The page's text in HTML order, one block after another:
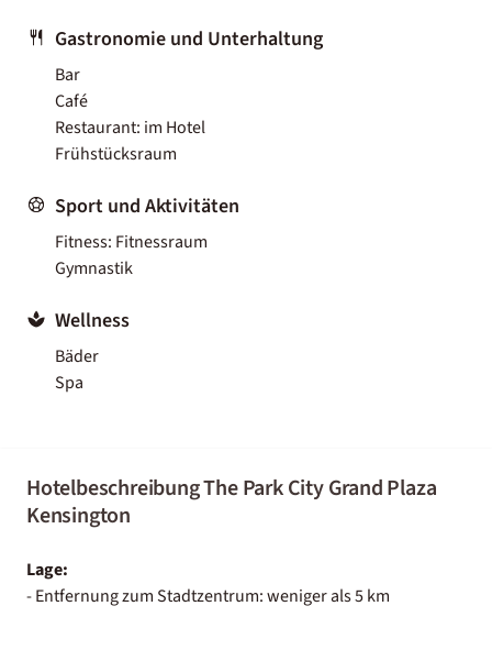
Gastronomie und Unterhaltung
Bar
Café
Restaurant: im Hotel
Frühstücksraum
Sport und Aktivitäten
Fitness: Fitnessraum
Gymnastik
Wellness
Bäder
Spa
Hotelbeschreibung The Park City Grand Plaza
Kensington
Lage:
- Entfernung zum Stadtzentrum: weniger als 5 km